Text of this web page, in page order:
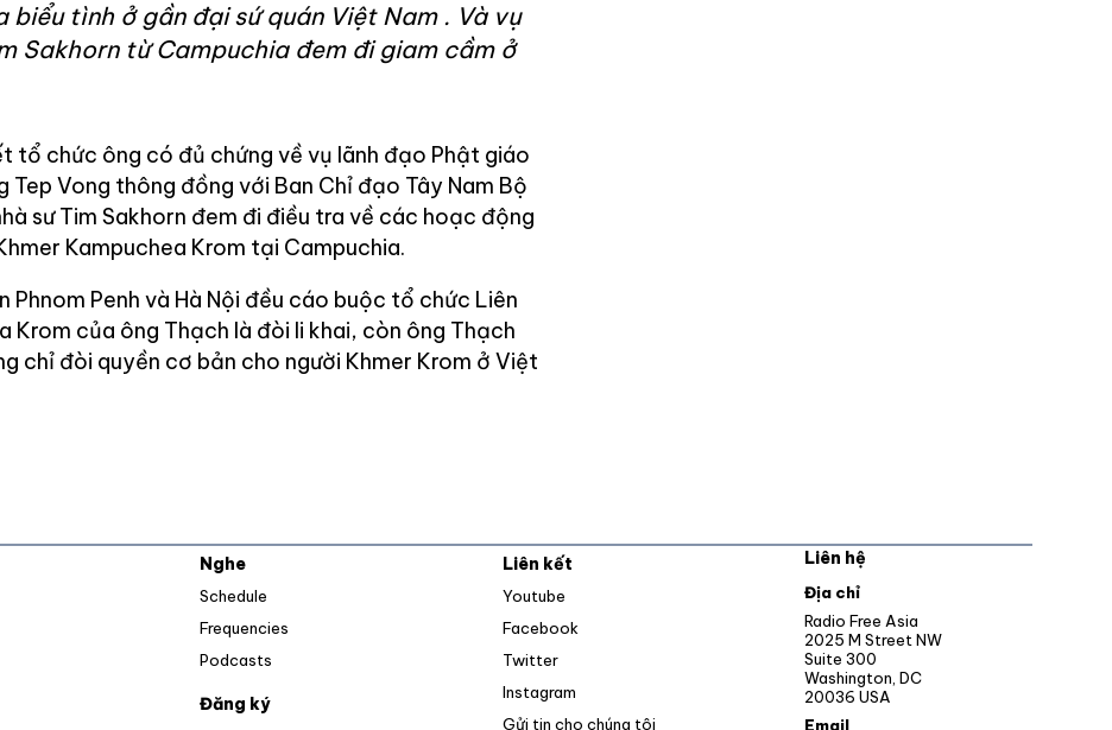
biểu tình ở gần đại sứ quán Việt Nam . Và vụ
Sakhorn từ Campuchia đem đi giam cầm ở
tổ chức ông có đủ chứng về vụ lãnh đạo Phật giáo
Vong thông đồng với Ban Chỉ đạo Tây Nam Bộ
sư Tim Sakhorn đem đi điều tra về các hoạc động
Kampuchea Krom tại Campuchia.
Phnom Penh và Hà Nội đều cáo buộc tổ chức Liên
Krom của ông Thạch là đòi li khai, còn ông Thạch
chỉ đòi quyền cơ bản cho người Khmer Krom ở Việt
Nghe
Schedule
Frequencies
Podcasts
Đăng ký
Liên kết
Youtube
Facebook
Twitter
Instagram
Gửi tin cho chúng tôi
Liên hệ
Địa chỉ
Radio Free Asia
2025 M Street NW
Suite 300
Washington, DC
20036 USA
Email